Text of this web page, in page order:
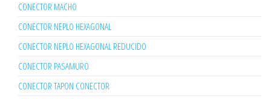
CONECTOR MACHO
CONECTOR NEPLO HEXAGONAL
CONECTOR NEPLO HEXAGONAL REDUCIDO
CONECTOR PASAMURO
CONECTOR TAPON CONECTOR